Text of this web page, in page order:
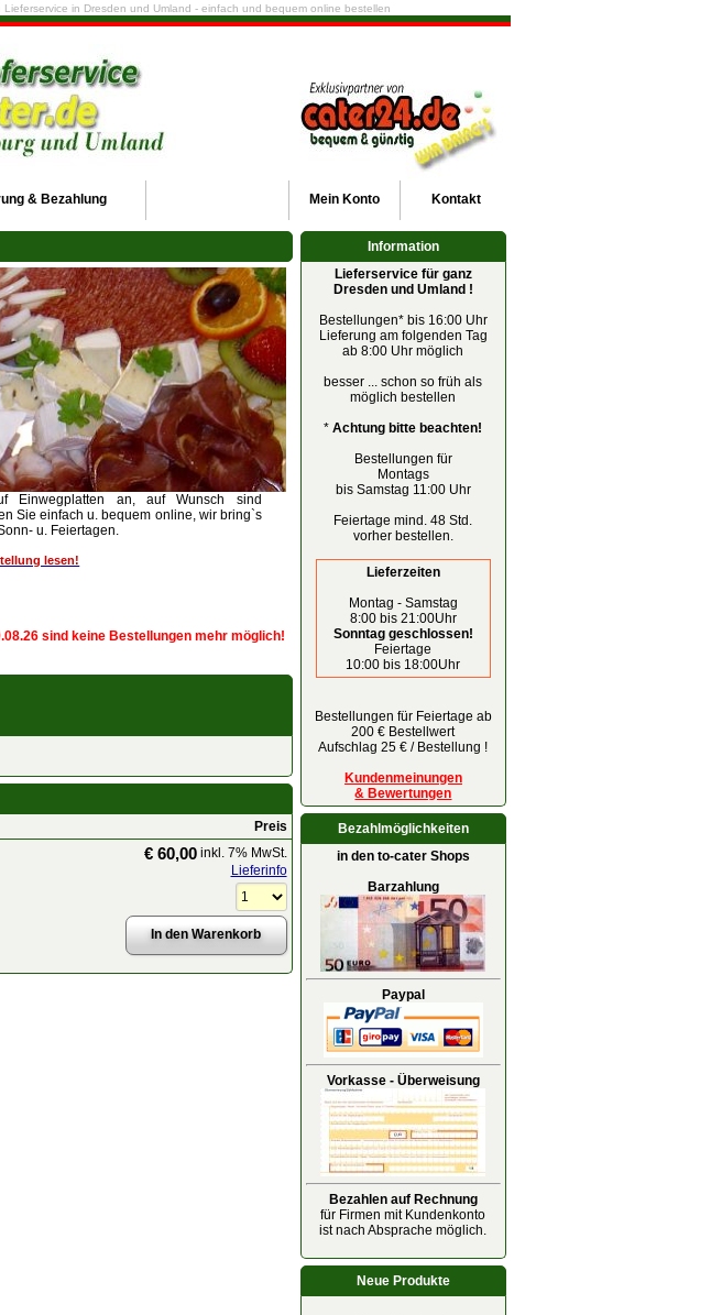
in Dresden und Umland - einfach und bequem online bestellen
& Bezahlung Kontakt
Mein Konto
Einwegplatten an, auf Wunsch sind
Sie einfach u. bequem online, wir bring`s
u. Feiertagen.
lesen!
sind keine Bestellungen mehr möglich!
Preis
€ 60,00inkl. 7% MwSt.
Lieferinfo
Information
Lieferservice für ganz
Dresden und Umland !
Bestellungen* bis 16:00 Uhr
Lieferung am folgenden Tag
ab 8:00 Uhr möglich
besser ... schon so früh als
möglich bestellen
*Achtung bitte beachten!
Bestellungen für
Montags
bis Samstag 11:00 Uhr
Feiertage mind. 48 Std.
vorher bestellen.
Lieferzeiten
Montag - Samstag
8:00 bis 21:00Uhr
Sonntag geschlossen!
Feiertage
10:00 bis 18:00Uhr
Bestellungen für Feiertage ab
200 € Bestellwert
Aufschlag 25 € / Bestellung !
Kundenmeinungen
& Bewertungen
Bezahlmöglichkeiten
in den to-cater Shops
Barzahlung
Paypal
Vorkasse - Überweisung
Bezahlen auf Rechnung
für Firmen mit Kundenkonto
ist nach Absprache möglich.
Neue Produkte